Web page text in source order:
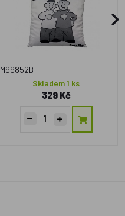
M99852B
Skladem 1 ks
329 Kč